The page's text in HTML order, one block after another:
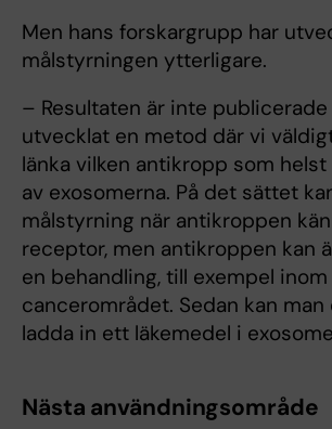
Men hans forskargrupp har
målstyrningen ytterligare.
– Resultaten är inte publicerade
utvecklat en metod där vi
länka vilken antikropp som
av exosomerna. På det sättet
målstyrning när antikroppen
receptor, men antikroppen kan
en behandling, till exempel inom
cancerområdet. Sedan kan
ladda in ett läkemedel i
Nästa användningsområde